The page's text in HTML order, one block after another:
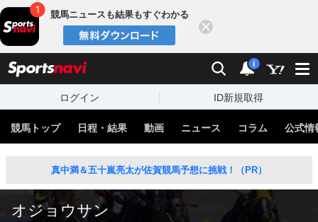
競馬ニュースも結果もすぐわかる
検索 通知
i
ログイン ID新規取得
競馬トップ 日程・結果 動画 ニュース コラム 公式情
真中満＆五十嵐亮太が佐賀競馬予想に挑戦！（PR）
オジョウサン